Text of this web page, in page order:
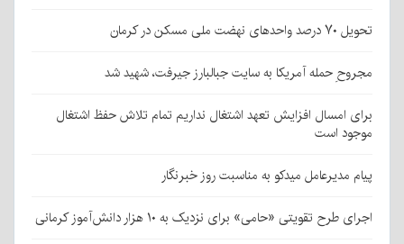
تحویل ۷۰ درصد واحدهای نهضت ملی مسکن در کرمان
مجروحِ حمله آمریکا به سایت جبالبارز جیرفت، شهید شد
برای امسال افزایش تعهد اشتغال نداریم تمام تلاش حفظ اشتغال
موجود است
پیام مدیرعامل میدکو به مناسبت روز خبرنگار
اجرای طرح تقویتی «حامی» برای نزدیک به ۱۰ هزار دانش‌آموز کرمانی